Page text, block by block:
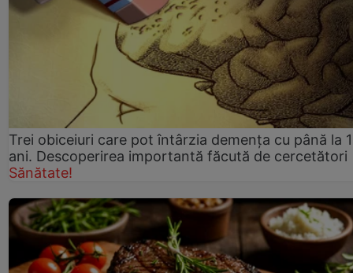
Trei obiceiuri care pot întârzia demența cu până la
ani. Descoperirea importantă făcută de cercetători
Sănătate!